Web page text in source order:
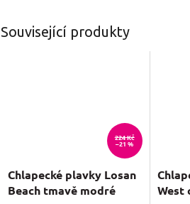
Související produkty
224 Kč
–21 %
Chlapecké plavky Losan
Beach tmavě modré
West